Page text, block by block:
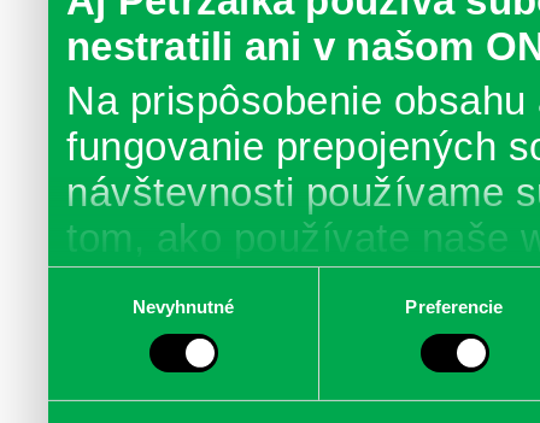
nestratili ani v našom
Na prispôsobenie
fungovanie prepojených
návštevnosti používame
tom, ako používate naše
médií, inzercie a
informácie skombinovať
Nevyhnutné Preferencie